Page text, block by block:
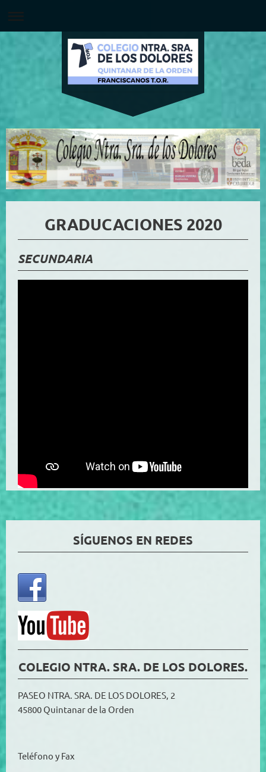
GRADUCACIONES 2020
SECUNDARIA
SÍGUENOS EN REDES
COLEGIO NTRA. SRA. DE LOS DOLORES.
PASEO NTRA. SRA. DE LOS DOLORES, 2
45800 Quintanar de la Orden
Teléfono y Fax